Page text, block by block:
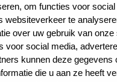
om functies voor
websiteverkeer te
over uw gebruik van
voor social media,
kunnen deze gegevens
die u aan ze heeft
lichaamsdroger